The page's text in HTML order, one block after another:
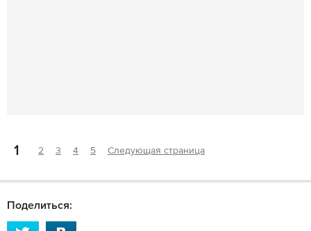
1 2 3 4 5 Следующая страница
Поделиться: